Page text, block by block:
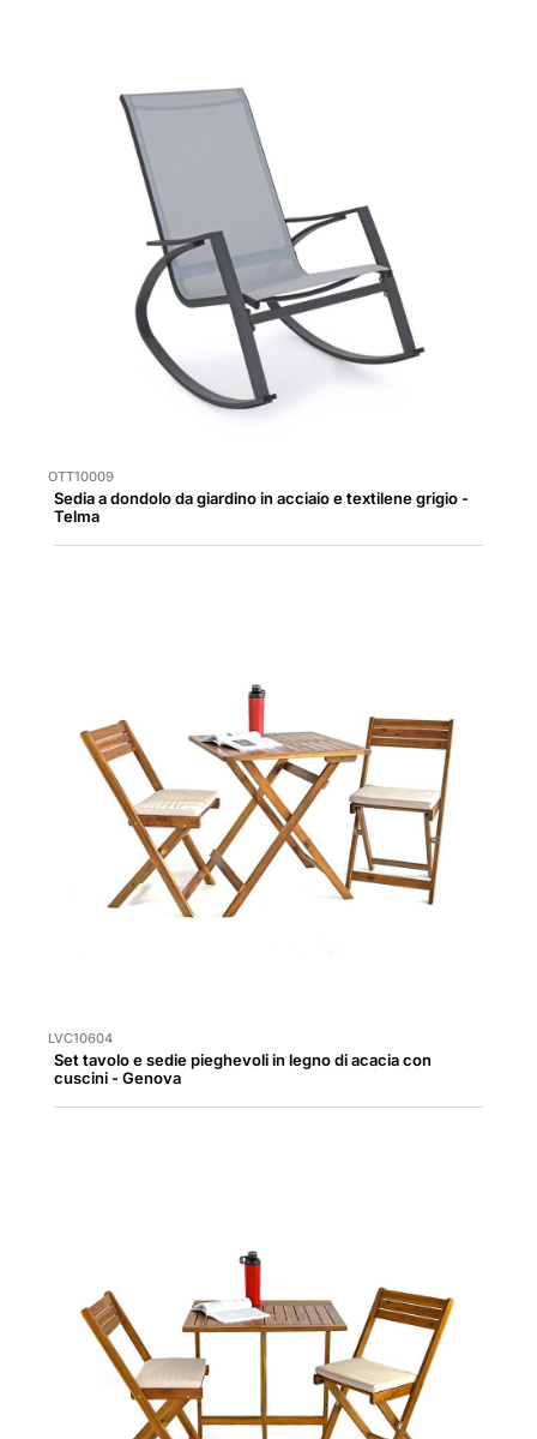
OTT10009
Sedia a dondolo da giardino in acciaio e textilene grigio -
Telma
LVC10604
Set tavolo e sedie pieghevoli in legno di acacia con
cuscini - Genova